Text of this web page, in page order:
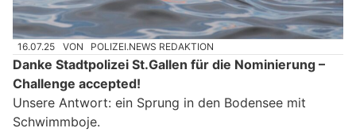
16.07.25 VON POLIZEI.NEWS REDAKTION
Danke Stadtpolizei St.Gallen für die Nominierung –
Challenge accepted!
Unsere Antwort: ein Sprung in den Bodensee mit
Schwimmboje.